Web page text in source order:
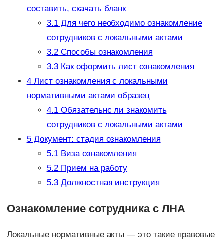
составить, скачать бланк
3.1Для чего необходимо ознакомление
сотрудников с локальными актами
3.2Способы ознакомления
3.3Как оформить лист ознакомления
4Лист ознакомления с локальными
нормативными актами образец
4.1Обязательно ли знакомить
сотрудников с локальными актами
5Документ: стадия ознакомления
5.1Виза ознакомления
5.2Прием на работу
5.3Должностная инструкция
Ознакомление сотрудника с ЛНА
Локальные нормативные акты — это такие правовые